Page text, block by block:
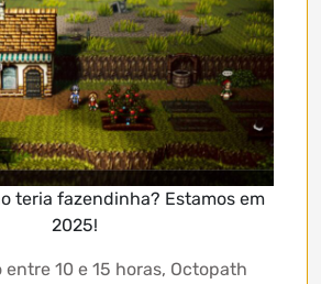
teria fazendinha? Estamos em
2025!
10 e 15 horas, Octopath